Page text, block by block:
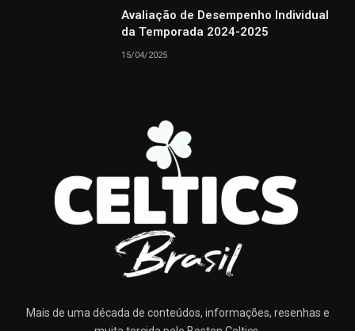
Avaliação de Desempenho Individual
da Temporada 2024-2025
15/04/2025
Mais de uma década de conteúdos, informações, resenhas e